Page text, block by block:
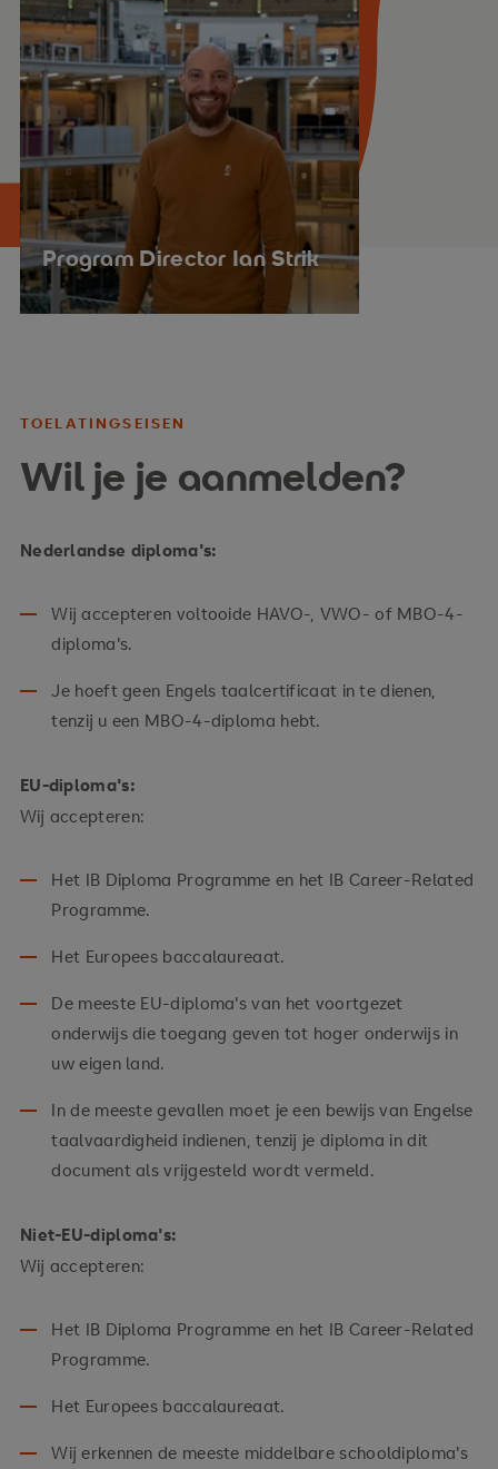
Program Director Ian Strik
TOELATINGSEISEN
Wil je je aanmelden?
Nederlandse diploma's:
Wij accepteren voltooide HAVO-, VWO- of MBO-4-
diploma's.
Je hoeft geen Engels taalcertificaat in te dienen,
tenzij u een MBO-4-diploma hebt.
EU-diploma's:
Wij accepteren:
Het IB Diploma Programme en het IB Career-Related
Programme.
Het Europees baccalaureaat.
De meeste EU-diploma's van het voortgezet
onderwijs die toegang geven tot hoger onderwijs in
uw eigen land.
In de meeste gevallen moet je een bewijs van Engelse
taalvaardigheid indienen, tenzij je diploma in dit
document als vrijgesteld wordt vermeld.
Niet-EU-diploma's:
Wij accepteren:
Het IB Diploma Programme en het IB Career-Related
Programme.
Het Europees baccalaureaat.
Wij erkennen de meeste middelbare schooldiploma's